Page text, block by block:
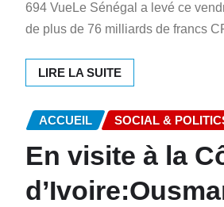
694 VueLe Sénégal a levé ce
de plus de 76 milliards de francs
LIRE LA SUITE
ACCUEIL SOCIAL &
En visite à la